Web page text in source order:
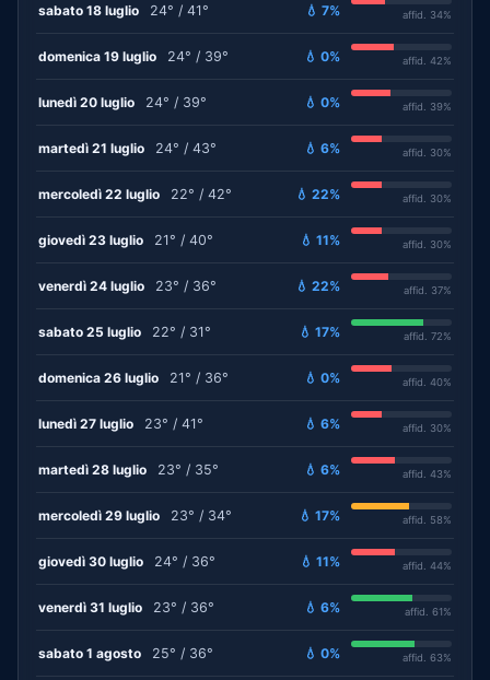
sabato 18 luglio 24° / 41° 💧 7% affid. 34%
domenica 19 luglio 24° / 39° 💧 0% affid. 42%
lunedì 20 luglio 24° / 39° 💧 0% affid. 39%
martedì 21 luglio 24° / 43° 💧 6% affid. 30%
mercoledì 22 luglio 22° / 42° 💧 22% affid. 30%
giovedì 23 luglio 21° / 40° 💧 11% affid. 30%
venerdì 24 luglio 23° / 36° 💧 22% affid. 37%
sabato 25 luglio 22° / 31° 💧 17% affid. 72%
domenica 26 luglio 21° / 36° 💧 0% affid. 40%
lunedì 27 luglio 23° / 41° 💧 6% affid. 30%
martedì 28 luglio 23° / 35° 💧 6% affid. 43%
mercoledì 29 luglio 23° / 34° 💧 17% affid. 58%
giovedì 30 luglio 24° / 36° 💧 11% affid. 44%
venerdì 31 luglio 23° / 36° 💧 6% affid. 61%
sabato 1 agosto 25° / 36° 💧 0% affid. 63%